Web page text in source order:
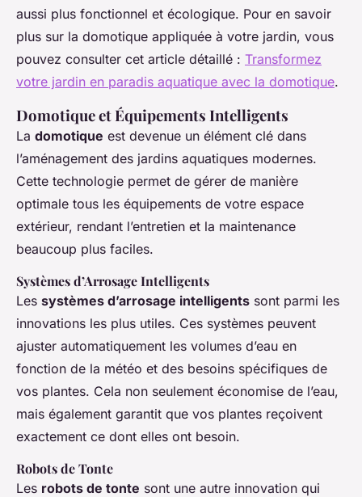
aussi plus fonctionnel et écologique. Pour en savoir
plus sur la domotique appliquée à votre jardin, vous
pouvez consulter cet article détaillé : Transformez
votre jardin en paradis aquatique avec la domotique.
Domotique et Équipements Intelligents
La domotique est devenue un élément clé dans
l’aménagement des jardins aquatiques modernes.
Cette technologie permet de gérer de manière
optimale tous les équipements de votre espace
extérieur, rendant l’entretien et la maintenance
beaucoup plus faciles.
Systèmes d’Arrosage Intelligents
Les systèmes d’arrosage intelligents sont parmi les
innovations les plus utiles. Ces systèmes peuvent
ajuster automatiquement les volumes d’eau en
fonction de la météo et des besoins spécifiques de
vos plantes. Cela non seulement économise de l’eau,
mais également garantit que vos plantes reçoivent
exactement ce dont elles ont besoin.
Robots de Tonte
Les robots de tonte sont une autre innovation qui